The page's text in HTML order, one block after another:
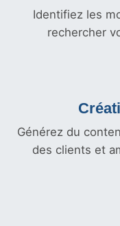
Identifiez les
rechercher
Générez du
des clients et